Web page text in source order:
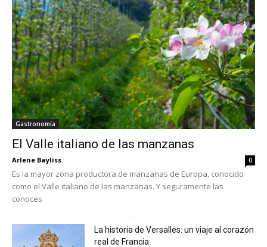
Gastronomía
El Valle italiano de las manzanas
Arlene Bayliss 0
Es la mayor zona productora de manzanas de Europa, conocido
como el Valle italiano de las manzanas. Y seguramente las
conoces
La historia de Versalles: un viaje al corazón
real de Francia